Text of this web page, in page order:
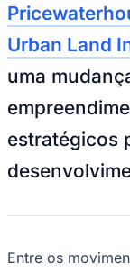
Copa do Brasil
Libertadores
Sul-Americana
Copa América
Champions
Premier League
La Liga
Bundesliga
Mundial 2026
Times - Ir direto
Urban Land
uma
estratégicos
Entre os